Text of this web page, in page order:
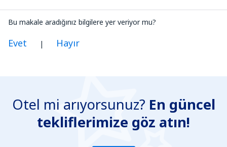
Bu makale aradığınız bilgilere yer veriyor mu?
Evet | Hayır
Yanlış bilgi içeriyor
Konun ayrıntılarını içermiyor.
Otel mi arıyorsunuz? En güncel
tekliflerimize göz atın!